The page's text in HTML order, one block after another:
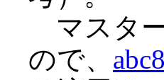
マスタ
ので、